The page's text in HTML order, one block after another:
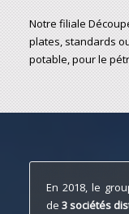
Notre filiale
plates, standards
potable, pour le
En 2018, le
de3 sociétés